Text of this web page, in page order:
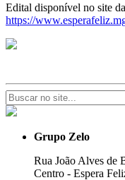
Edital disponível no site
https://
Grupo Zelo
Rua João Alves de
Centro - Espera